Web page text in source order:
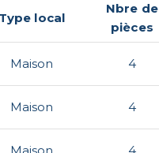
Type local
Nbre de
pièces
Maison 4
Maison 4